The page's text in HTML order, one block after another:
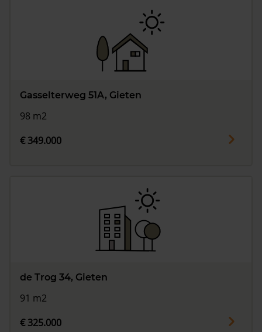
Gasselterweg 51A, Gieten
98 m2
€ 349.000
de Trog 34, Gieten
91 m2
€ 325.000